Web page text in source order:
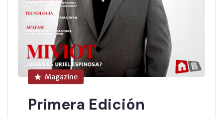
Magazine
Primera Edición